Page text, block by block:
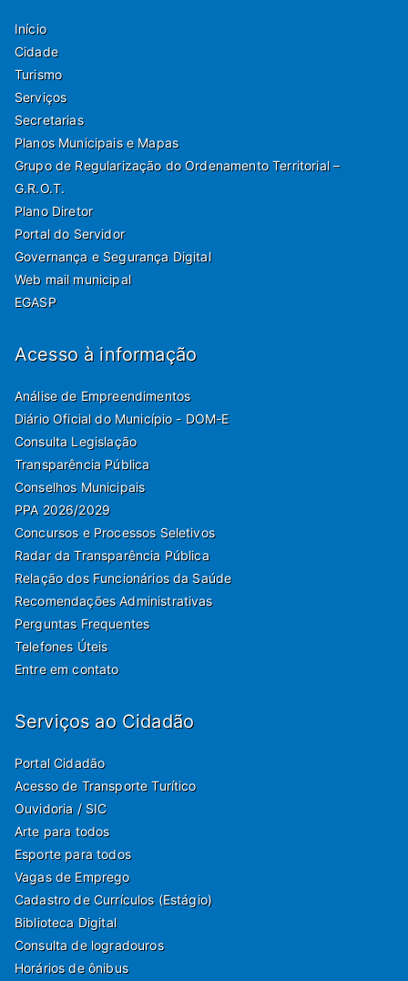
Início
Cidade
Turismo
Serviços
Secretarias
Planos Municipais e Mapas
Grupo de Regularização do Ordenamento Territorial –
G.R.O.T.
Plano Diretor
Portal do Servidor
Governança e Segurança Digital
Web mail municipal
EGASP
Acesso à informação
Análise de Empreendimentos
Diário Oficial do Município - DOM-E
Consulta Legislação
Transparência Pública
Conselhos Municipais
PPA 2026/2029
Concursos e Processos Seletivos
Radar da Transparência Pública
Relação dos Funcionários da Saúde
Recomendações Administrativas
Perguntas Frequentes
Telefones Úteis
Entre em contato
Serviços ao Cidadão
Portal Cidadão
Acesso de Transporte Turítico
Ouvidoria / SIC
Arte para todos
Esporte para todos
Vagas de Emprego
Cadastro de Currículos (Estágio)
Biblioteca Digital
Consulta de logradouros
Horários de ônibus